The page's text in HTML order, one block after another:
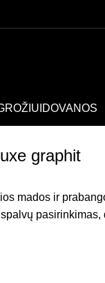
DOVANOS
graphit
mados ir